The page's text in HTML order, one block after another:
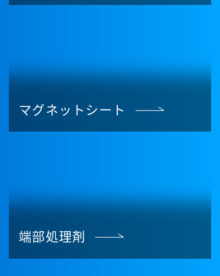
マグネットシート
端部処理剤